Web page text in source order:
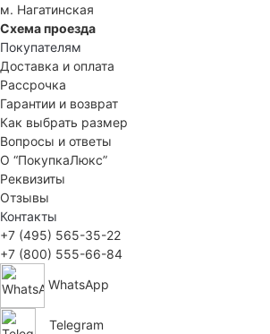
м. Нагатинская
Схема проезда
Покупателям
Доставка и оплата
Рассрочка
Гарантии и возврат
Как выбрать размер
Вопросы и ответы
О “ПокупкаЛюкс”
Реквизиты
Отзывы
Контакты
+7 (495) 565-35-22
+7 (800) 555-66-84
WhatsApp
Telegram